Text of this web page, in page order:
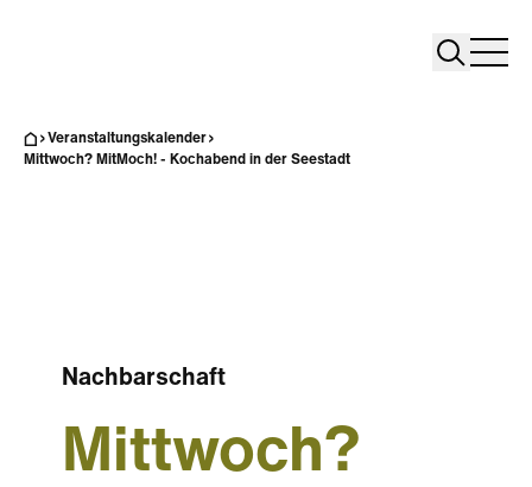
Search
Veranstaltungskalender
Mittwoch? MitMoch! - Kochabend in der Seestadt
Nachbarschaft
Mittwoch?